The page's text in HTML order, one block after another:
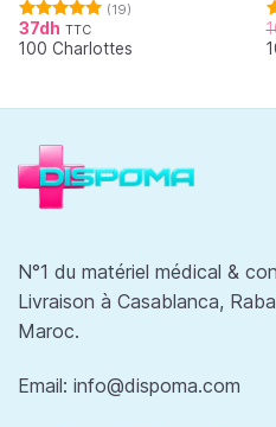
Note4.95
sur 5
(19)
37dh TTC
100 Charlottes
N°1 du matériel médical &
Livraison à Casablanca,
Maroc.
Email: info@dispoma.com